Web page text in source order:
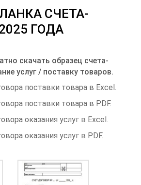
СЧЕТА-
ГОДА
скачать образец счета-
услуг / поставку товаров.
поставки товара в Excel.
поставки товара в PDF.
оказания услуг в Excel.
оказания услуг в PDF.